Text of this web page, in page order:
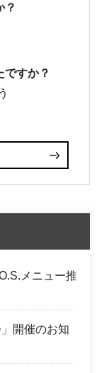
？
ですか？
メニュー推
開催のお知